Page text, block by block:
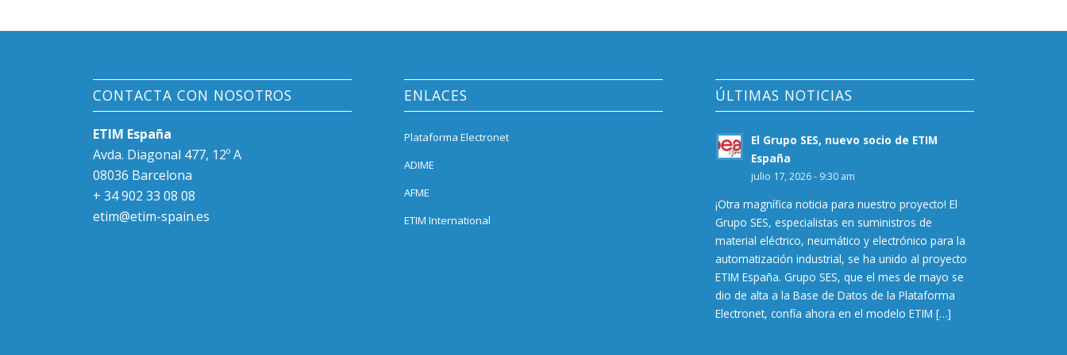
CONTACTA CON NOSOTROS
ETIM España
Avda. Diagonal 477, 12º A
08036 Barcelona
+ 34 902 33 08 08
etim@etim-spain.es
ENLACES
Plataforma Electronet
ADIME
AFME
ETIM International
ÚLTIMAS NOTICIAS
El Grupo SES, nuevo socio de ETIM
España
julio 17, 2026 - 9:30 am
¡Otra magnífica noticia para nuestro proyecto! El
Grupo SES, especialistas en suministros de
material eléctrico, neumático y electrónico para la
automatización industrial, se ha unido al proyecto
ETIM España. Grupo SES, que el mes de mayo se
dio de alta a la Base de Datos de la Plataforma
Electronet, confía ahora en el modelo ETIM […]